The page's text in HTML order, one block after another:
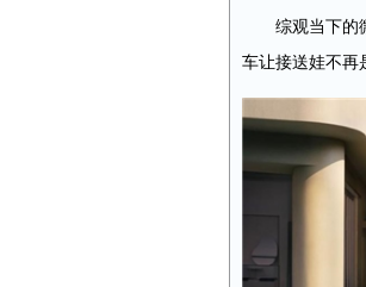
综观当下的
车让接送娃不再